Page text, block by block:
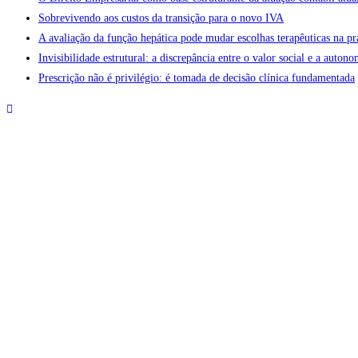
Sobrevivendo aos custos da transição para o novo IVA
A avaliação da função hepática pode mudar escolhas terapêuticas na
Invisibilidade estrutural: a discrepância entre o valor social e a
Prescrição não é privilégio: é tomada de decisão clínica fundamentada